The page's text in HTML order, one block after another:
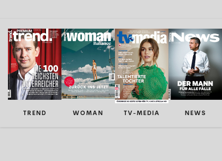
TREND WOMAN TV-MEDIA NEWS